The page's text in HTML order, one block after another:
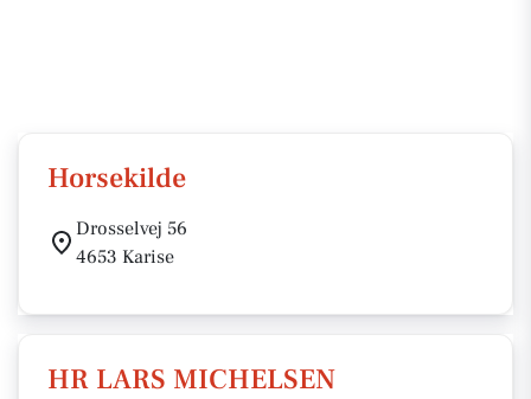
Horsekilde
Drosselvej 56
4653 Karise
HR LARS MICHELSEN